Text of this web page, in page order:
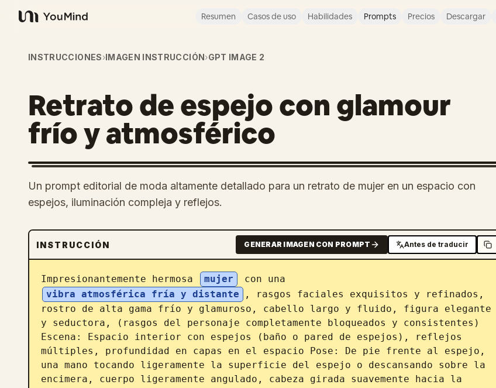
YouMind
Resumen Casos de uso Habilidades Prompts Precios Descargar
INSTRUCCIONES›IMAGEN INSTRUCCIÓN›GPT IMAGE 2
Retrato de espejo con glamour
frío y atmosférico
Un prompt editorial de moda altamente detallado para un retrato de mujer en un espacio con
espejos, iluminación compleja y reflejos.
INSTRUCCIÓN GENERAR IMAGEN CON PROMPT Antes de traducir
Impresionantemente hermosa mujer
con una
vibra atmosférica fría y distante
, rasgos faciales exquisitos y refinados,
rostro de alta gama frío y glamuroso, cabello largo y fluido, figura elegante
y seductora, (rasgos del personaje completamente bloqueados y consistentes)
Escena: Espacio interior con espejos (baño o pared de espejos), reflejos
múltiples, profundidad en capas en el espacio Pose: De pie frente al espejo,
una mano tocando ligeramente la superficie del espejo o descansando sobre la
encimera, cuerpo ligeramente angulado, cabeza girada suavemente hacia la